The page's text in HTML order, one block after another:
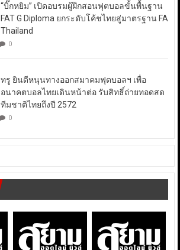
“บิ๊กหยิม” เปิดอบรมผู้ฝึกสอนฟุตบอลขั้นพื้นฐาน
FAT G Diploma ยกระดับโค้ชไทยสู่มาตรฐาน FA
Thailand
0
ทรู ยินดีหนุนทางออกสมาคมฟุตบอลฯ เพื่อ
อนาคตบอลไทยเดินหน้าต่อ รับสิทธิ์ถ่ายทอดสด
ทีมชาติไทยถึงปี 2572
0